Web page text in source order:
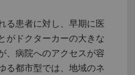
る患者に対し、早期に医
がドクターカーの大きな
、病院へのアクセスが容
る都市型では、地域のネ